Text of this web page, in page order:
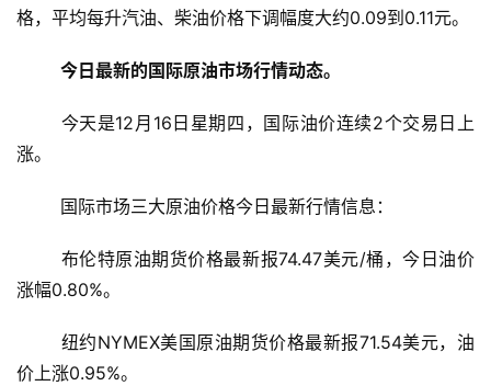
格，平均每升汽油、柴油价格下调幅度大约0.09到0.11元。
今日最新的国际原油市场行情动态。
今天是12月16日星期四， 国际油价连续2个交易日上
涨。
	国际市场三大原油价格今日最新行情信息：
布伦特原油期货价格最新报74.47美元/桶，今日油价
涨幅0.80%。
纽约NYMEX美国原油期货价格最新报71.54美元，油
价上涨0.95%。